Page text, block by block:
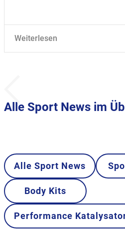
Weiterlesen
Alle Sport News im
Alle Sport News
Body Kits
Performance